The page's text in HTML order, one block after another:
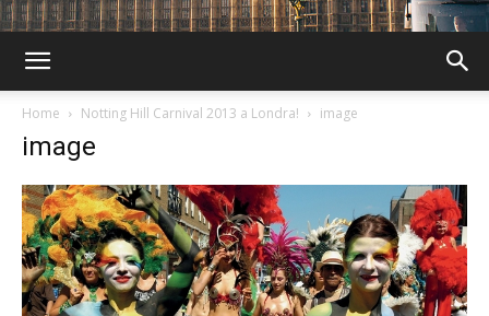
Home Notting Hill Carnival 2013 a Londra! image
image